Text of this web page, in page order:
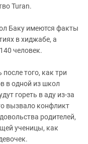
Turan.
Баку имеются факты
в хиджабе, а
человек.
того, как три
в одной из школ
гореть в аду из-за
вызвало конфликт
родителей,
ученицы, как